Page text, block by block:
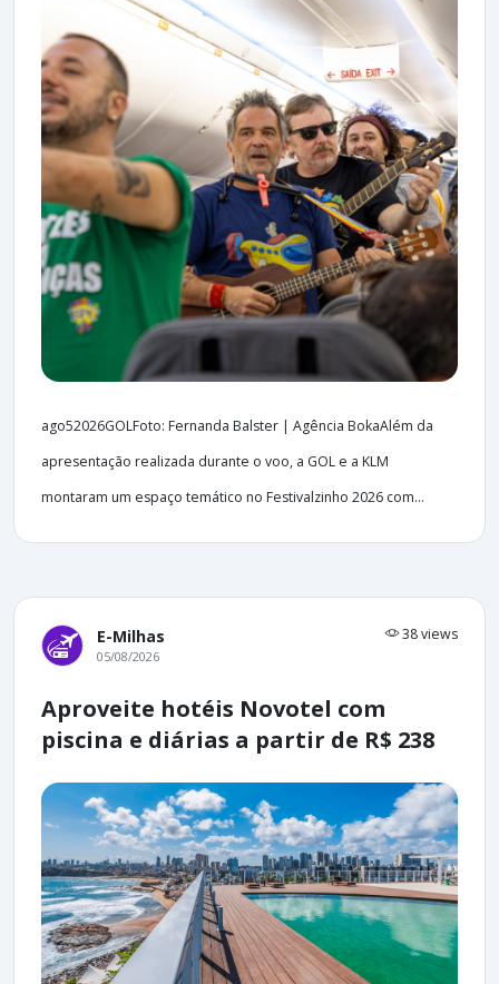
ago52026GOLFoto: Fernanda Balster | Agência BokaAlém da
apresentação realizada durante o voo, a GOL e a KLM
montaram um espaço temático no Festivalzinho 2026 com...
E-Milhas 38 views
05/08/2026
Aproveite hotéis Novotel com
piscina e diárias a partir de R$ 238